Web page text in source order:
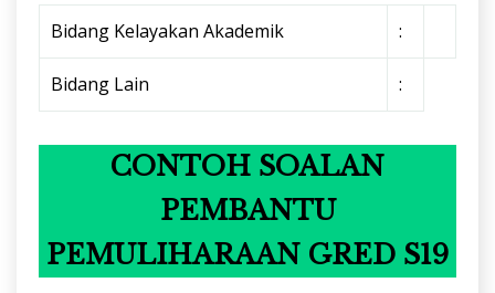
Bidang Kelayakan Akademik :
Bidang Lain :
CONTOH SOALAN
PEMBANTU
PEMULIHARAAN GRED S19